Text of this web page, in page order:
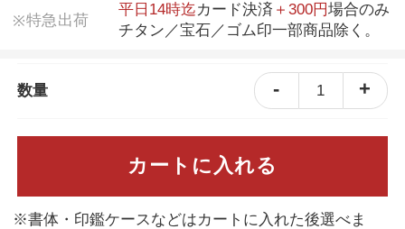
※特急出荷
平日14時迄カード決済 ＋300円場合のみ
チタン／宝石／ゴム印一部商品除く。
数量 - 1 +
カートに入れる
※書体・印鑑ケースなどはカートに入れた後選べま